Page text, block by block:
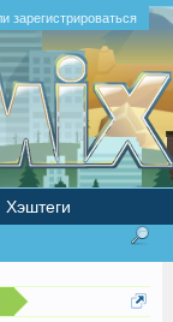
зарегистрироваться
бесплатные
Хэштеги